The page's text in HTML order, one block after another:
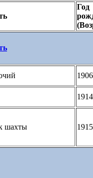
Год
1906
1914
шахты 1915